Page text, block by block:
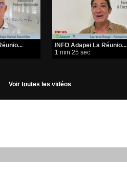
INFO Adapei La Réunio...
1 min 25 sec
Voir toutes les vidéos